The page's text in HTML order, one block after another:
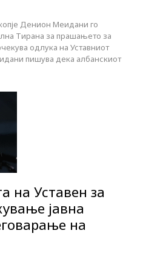
Денион Меидани го
Тирана за прашањето за
одлука на Уставниот
пишува дека албанскиот
на Уставен за
јавна
на